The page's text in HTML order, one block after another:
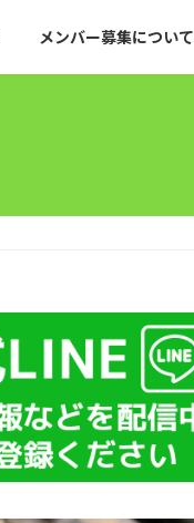
メンバー募集について